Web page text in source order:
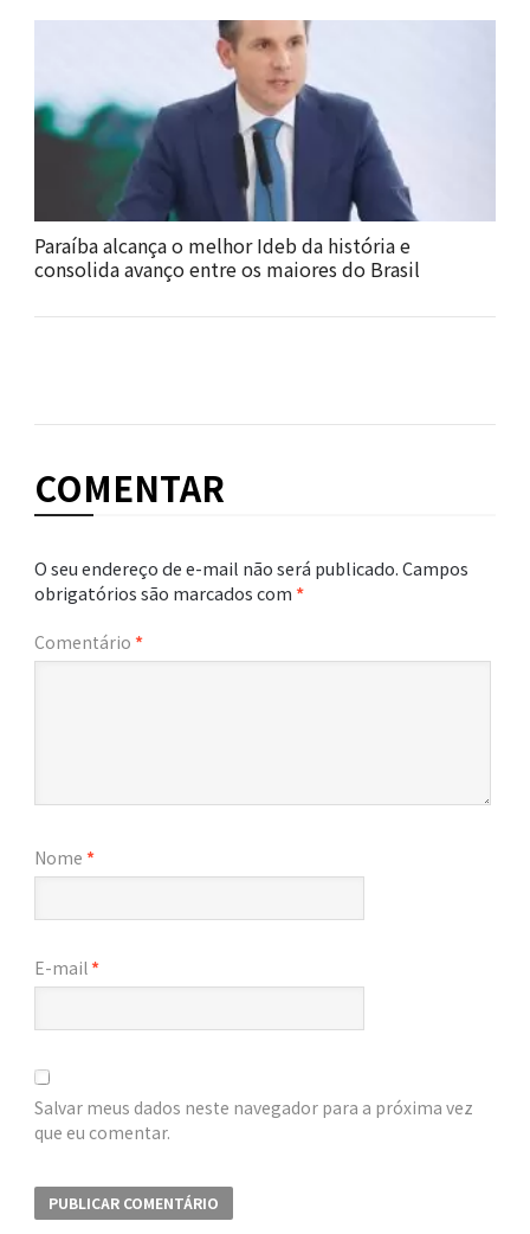
Paraíba alcança o melhor Ideb da história e
consolida avanço entre os maiores do Brasil
COMENTAR
O seu endereço de e-mail não será publicado.Campos
obrigatórios são marcados com*
Comentário *
Nome *
E-mail *
Salvar meus dados neste navegador para a próxima vez
que eu comentar.